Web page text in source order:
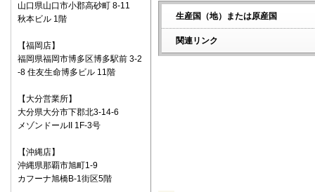
生産国（地）または原産国
関連リンク
山口県山口市小郡高砂町 8-11
秋本ビル 1階
【福岡店】
福岡県福岡市博多区博多駅前 3-2
-8 住友生命博多ビル 11階
【大分営業所】
大分県大分市下郡北3-14-6
メゾンドールII 1F-3号
【沖縄店】
沖縄県那覇市旭町1-9
カフーナ旭橋B-1街区5階